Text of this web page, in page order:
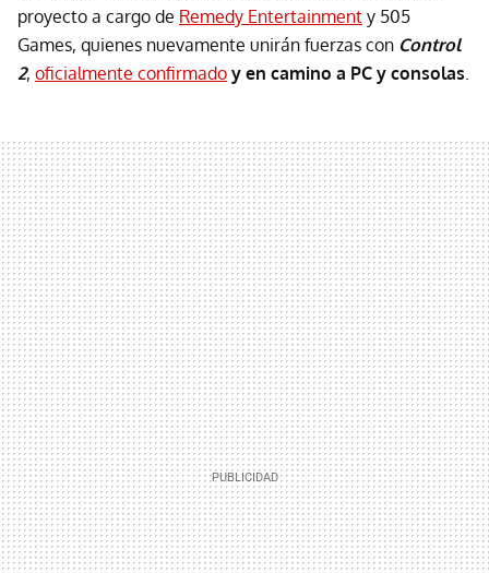
proyecto a cargo de Remedy Entertainment y 505
Games, quienes nuevamente unirán fuerzas con Control
2, oficialmente confirmado y en camino a PC y consolas